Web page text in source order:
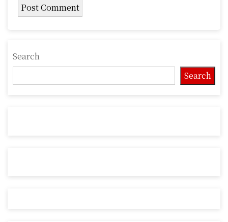
Search
Search